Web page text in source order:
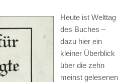
Heute ist Welttag
des Buches –
dazu hier ein
kleiner Überblick
über die zehn
meinst gelesenen